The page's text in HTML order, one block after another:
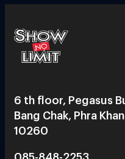
6 th floor, Pegasus
Bang Chak, Phra
10260